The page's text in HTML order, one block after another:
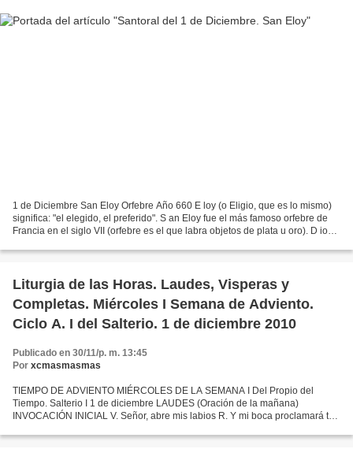
1 de Diciembre San Eloy Orfebre Año 660 E loy (o Eligio, que es lo mismo)
significa: "el elegido, el preferido". S an Eloy fue el más famoso orfebre de
Francia en el siglo VII (orfebre es el que labra objetos de plata u oro). D ios
Liturgia de las Horas. Laudes, Visperas y
Completas. Miércoles I Semana de Adviento.
Ciclo A. I del Salterio. 1 de diciembre 2010
Publicado en 30/11/p. m. 13:45
Por xcmasmasmas
TIEMPO DE ADVIENTO MIÉRCOLES DE LA SEMANA I Del Propio del
Tiempo. Salterio I 1 de diciembre LAUDES (Oración de la mañana)
INVOCACIÓN INICIAL V. Señor, abre mis labios R. Y mi boca proclamará tu